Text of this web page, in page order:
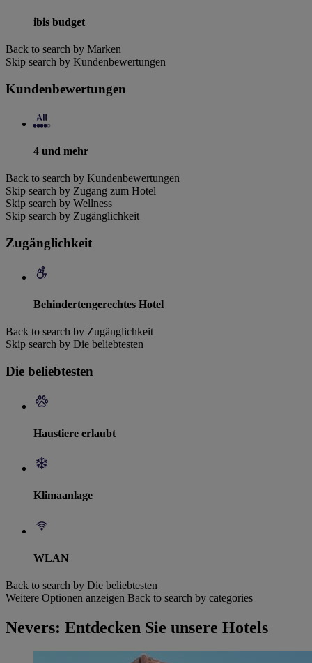
ibis budget
Back to search by Marken
Skip search by Kundenbewertungen
Kundenbewertungen
4 und mehr
Back to search by Kundenbewertungen
Skip search by Zugang zum Hotel
Skip search by Wellness
Skip search by Zugänglichkeit
Zugänglichkeit
Behindertengerechtes Hotel
Back to search by Zugänglichkeit
Skip search by Die beliebtesten
Die beliebtesten
Haustiere erlaubt
Klimaanlage
WLAN
Back to search by Die beliebtesten
Weitere Optionen anzeigen Back to search by categories
Nevers: Entdecken Sie unsere Hotels